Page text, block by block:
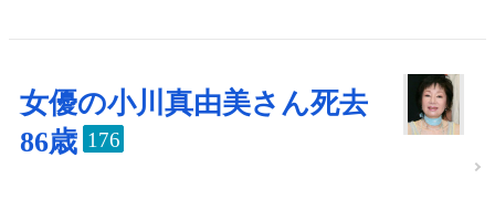
女優の小川真由美さん死去
86歳 176